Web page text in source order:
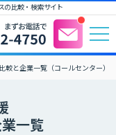
の比較・検索サイト
較と企業一覧（コールセンター）
一覧